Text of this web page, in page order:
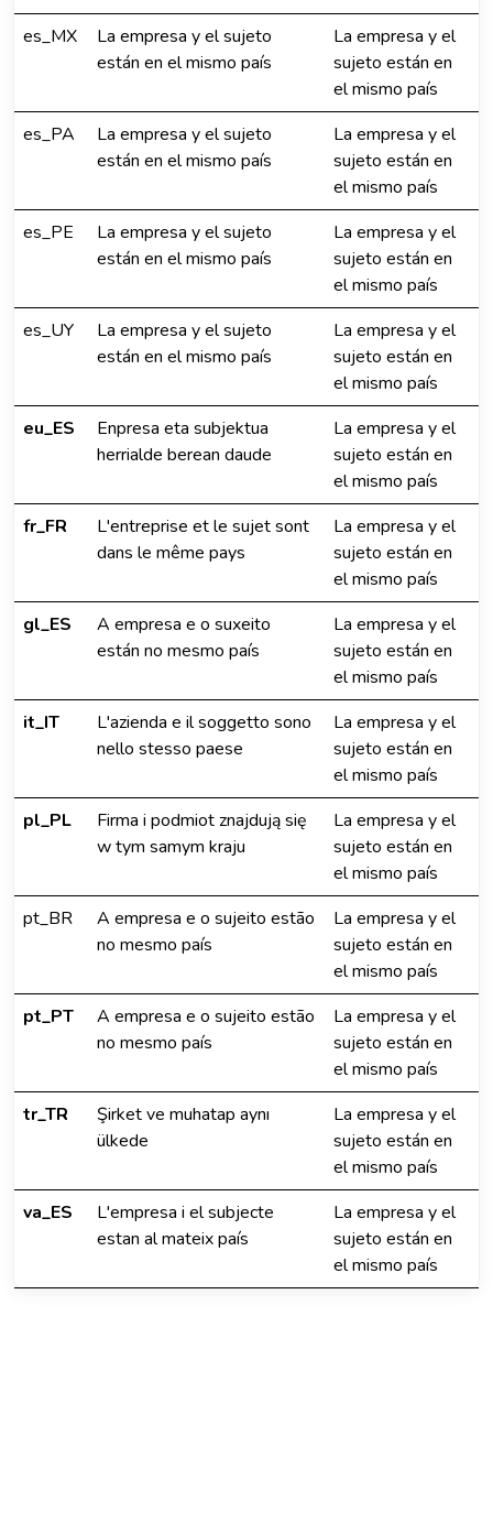
es_MX
La empresa y el sujeto
están en el mismo país
La empresa y el
sujeto están en
el mismo país
es_PA
La empresa y el sujeto
están en el mismo país
La empresa y el
sujeto están en
el mismo país
es_PE
La empresa y el sujeto
están en el mismo país
La empresa y el
sujeto están en
el mismo país
es_UY
La empresa y el sujeto
están en el mismo país
La empresa y el
sujeto están en
el mismo país
eu_ES
Enpresa eta subjektua
herrialde berean daude
La empresa y el
sujeto están en
el mismo país
fr_FR
L'entreprise et le sujet sont
dans le même pays
La empresa y el
sujeto están en
el mismo país
gl_ES
A empresa e o suxeito
están no mesmo país
La empresa y el
sujeto están en
el mismo país
it_IT
L'azienda e il soggetto sono
nello stesso paese
La empresa y el
sujeto están en
el mismo país
pl_PL
Firma i podmiot znajdują się
w tym samym kraju
La empresa y el
sujeto están en
el mismo país
pt_BR
A empresa e o sujeito estão
no mesmo país
La empresa y el
sujeto están en
el mismo país
pt_PT
A empresa e o sujeito estão
no mesmo país
La empresa y el
sujeto están en
el mismo país
tr_TR
Şirket ve muhatap aynı
ülkede
La empresa y el
sujeto están en
el mismo país
va_ES
L'empresa i el subjecte
estan al mateix país
La empresa y el
sujeto están en
el mismo país